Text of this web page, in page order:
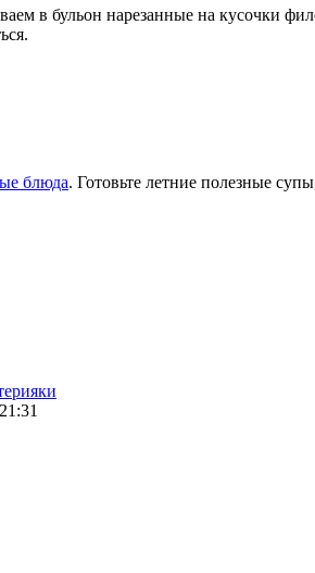
в бульон нарезанные на кусочки
блюда. Готовьте летние полезные